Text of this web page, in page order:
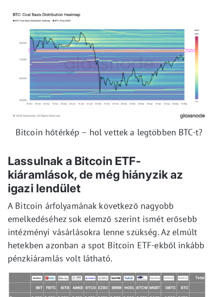
Bitcoin hőtérkép – hol vettek a legtöbben BTC-t?
Lassulnak a Bitcoin ETF-
kiáramlások, de még hiányzik az
igazi lendület
A Bitcoin árfolyamának következő nagyobb
emelkedéséhez sok elemző szerint ismét erősebb
intézményi vásárlásokra lenne szükség. Az elmúlt
hetekben azonban a spot Bitcoin ETF-ekből inkább
pénzkiáramlás volt látható.